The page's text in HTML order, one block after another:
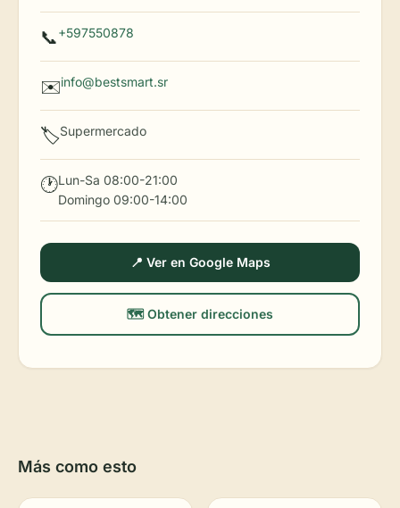
📞+597550878
✉️info@bestsmart.sr
🏷️Supermercado
🕐Lun-Sa 08:00-21:00
Domingo 09:00-14:00
📍 Ver en Google Maps
🗺️ Obtener direcciones
Más como esto